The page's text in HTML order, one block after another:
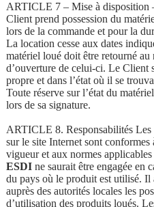
ARTICLE 7 – Mise à disposition
Client prend possession du
lors de la commande et pour la
La location cesse aux dates
matériel loué doit être retourné au
d’ouverture de celui-ci. Le Client
propre et dans l’état où il se
Toute réserve sur l’état du
lors de sa signature.
ARTICLE 8. Responsabilités Les
sur le site Internet sont
vigueur et aux normes
ESDIne saurait être engagée en
du pays où le produit est utilisé.
auprès des autorités locales les
d’utilisation des produits loués.